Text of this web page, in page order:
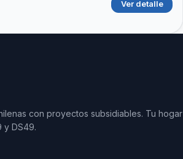
Ver detalle
con proyectos subsidiables. Tu hogar
y DS49.